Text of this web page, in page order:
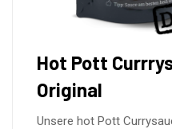
Hot Pott
Original
Unsere hot Pott